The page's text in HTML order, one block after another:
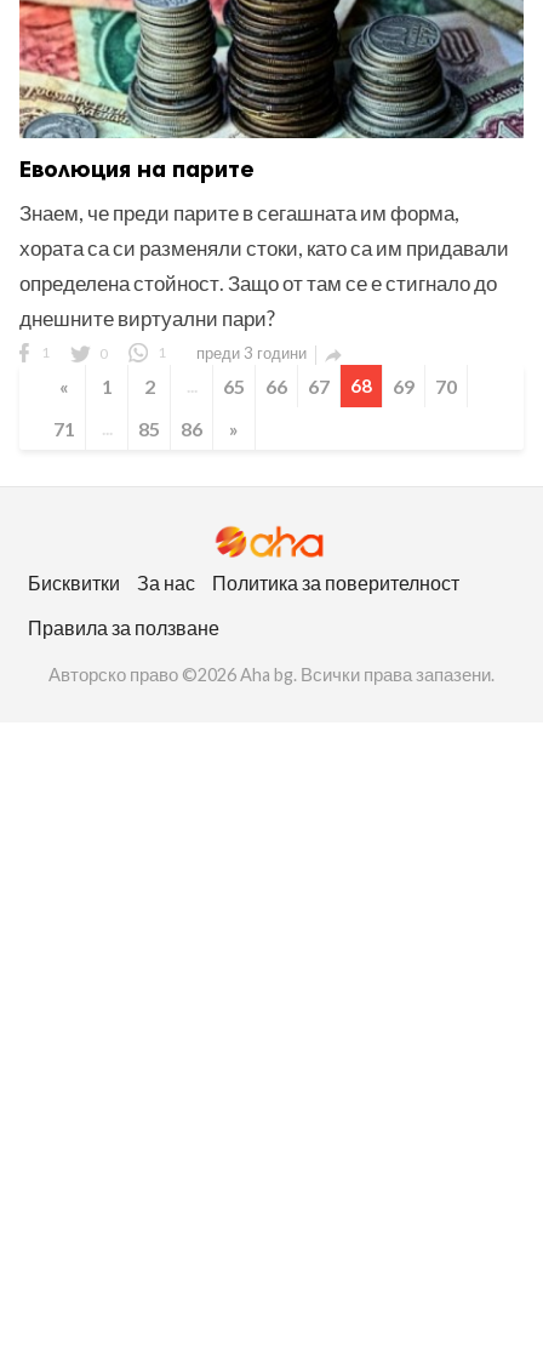
Еволюция на парите
Знаем, че преди парите в сегашната им форма,
хората са си разменяли стоки, като са им придавали
определена стойност. Защо от там се е стигнало до
днешните виртуални пари?
1 0 1 преди 3 години 
« 1 2 ... 65 66 67 68 69
70
71
... 85 86 »
Бисквитки За нас
Политика за поверителност
Правила за ползване
Авторско право ©2026 Aha bg. Всички права запазени.